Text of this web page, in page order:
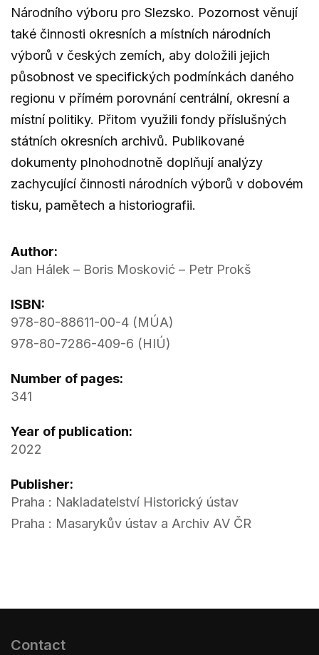
Národního výboru pro Slezsko. Pozornost věnují
také činnosti okresních a místních národních
výborů v českých zemích, aby doložili jejich
působnost ve specifických podmínkách daného
regionu v přímém porovnání centrální, okresní a
místní politiky. Přitom využili fondy příslušných
státních okresních archivů. Publikované
dokumenty plnohodnotně doplňují analýzy
zachycující činnosti národních výborů v dobovém
tisku, pamětech a historiografii.
Author:
Jan Hálek – Boris Mosković – Petr Prokš
ISBN:
978-80-88611-00-4 (MÚA)
978-80-7286-409-6 (HIÚ)
Number of pages:
341
Year of publication:
2022
Publisher:
Praha : Nakladatelství Historický ústav
Praha : Masarykův ústav a Archiv AV ČR
Contact